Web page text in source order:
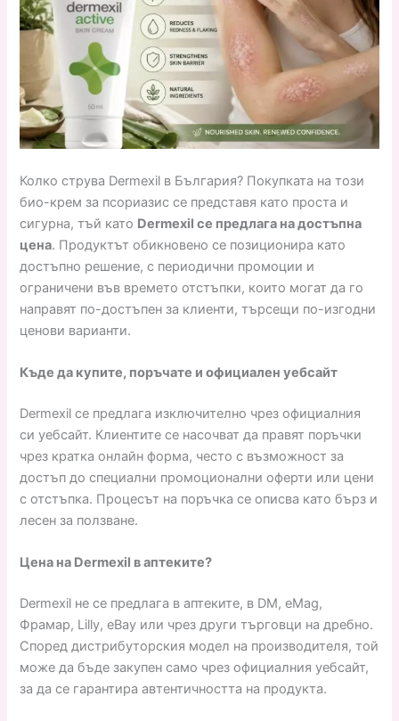
Колко струва Dermexil в България? Покупката на този
био-крем за псориазис се представя като проста и
сигурна, тъй като Dermexil се предлага на достъпна
цена. Продуктът обикновено се позиционира като
достъпно решение, с периодични промоции и
ограничени във времето отстъпки, които могат да го
направят по-достъпен за клиенти, търсещи по-изгодни
ценови варианти.
Къде да купите, поръчате и официален уебсайт
Dermexil се предлага изключително чрез официалния
си уебсайт. Клиентите се насочват да правят поръчки
чрез кратка онлайн форма, често с възможност за
достъп до специални промоционални оферти или цени
с отстъпка. Процесът на поръчка се описва като бърз и
лесен за ползване.
Цена на Dermexil в аптеките?
Dermexil не се предлага в аптеките, в DM, eMag,
Фрамар, Lilly, eBay или чрез други търговци на дребно.
Според дистрибуторския модел на производителя, той
може да бъде закупен само чрез официалния уебсайт,
за да се гарантира автентичността на продукта.